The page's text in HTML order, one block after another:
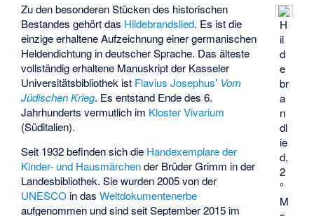
H
il
d
e
br
a
n
dl
ie
d,
2
°
M
Zu den besonderen Stücken des historischen
Bestandes gehört das Hildebrandslied. Es ist die
einzige erhaltene Aufzeichnung einer germanischen
Heldendichtung in deutscher Sprache. Das älteste
vollständig erhaltene Manuskript der Kasseler
Universitätsbibliothek ist Flavius Josephus’ Vom
Jüdischen Krieg. Es entstand Ende des 6.
Jahrhunderts vermutlich im Kloster Vivarium
(Süditalien).
Seit 1932 befinden sich die Handexemplare der
Kinder- und Hausmärchender Brüder Grimm in der
Landesbibliothek. Sie wurden 2005 von der
UNESCO in dasWeltdokumentenerbe
aufgenommen und sind seit September 2015 im